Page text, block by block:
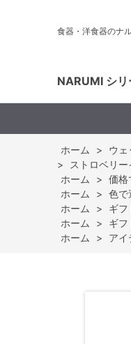
食器・洋食器のナ
NARUMI シ
ホーム > ウェ
>
ストロベリ
ホーム
> 価格
ホーム
> 色で
ホーム
> ギフ
ホーム
> ギフ
ホーム
> アイ